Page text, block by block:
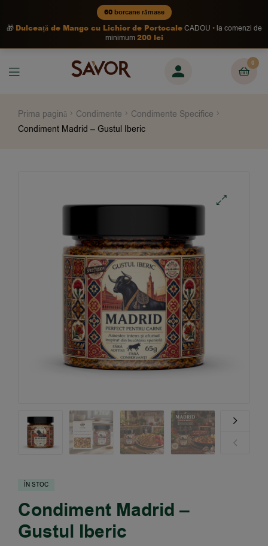
60borcane rămase
🎁 Dulceață de Mango cu Lichior de PortocaleCADOU
la comenzi de
minimum200 lei
0
Prima pagină Condimente
Condimente Specifice
Condiment Madrid – Gustul Iberic
ÎN STOC
Condiment Madrid –
Gustul Iberic